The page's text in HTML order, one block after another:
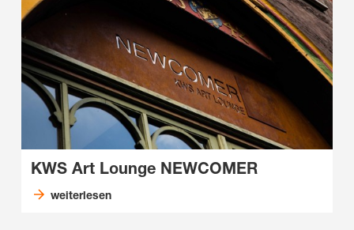
KWS Art Lounge NEWCOMER
weiterlesen